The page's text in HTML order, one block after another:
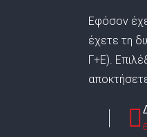
Εφόσον
έχετε τη
Γ+Ε).